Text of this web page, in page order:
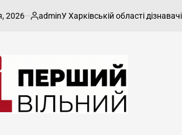
Опубліковано
adminУ Харківській області дізнавачі